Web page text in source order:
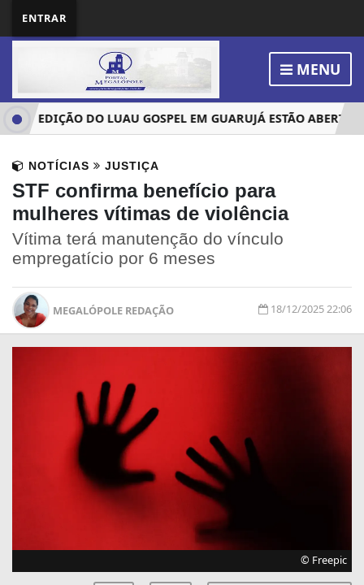
ENTRAR
MENU
2ª EDIÇÃO DO LUAU GOSPEL EM GUARUJÁ ESTÃO ABERTAS
NOTÍCIAS JUSTIÇA
STF confirma benefício para
mulheres vítimas de violência
Vítima terá manutenção do vínculo
empregatício por 6 meses
MEGALÓPOLE REDAÇÃO 18/12/2025 22:06
© Freepic